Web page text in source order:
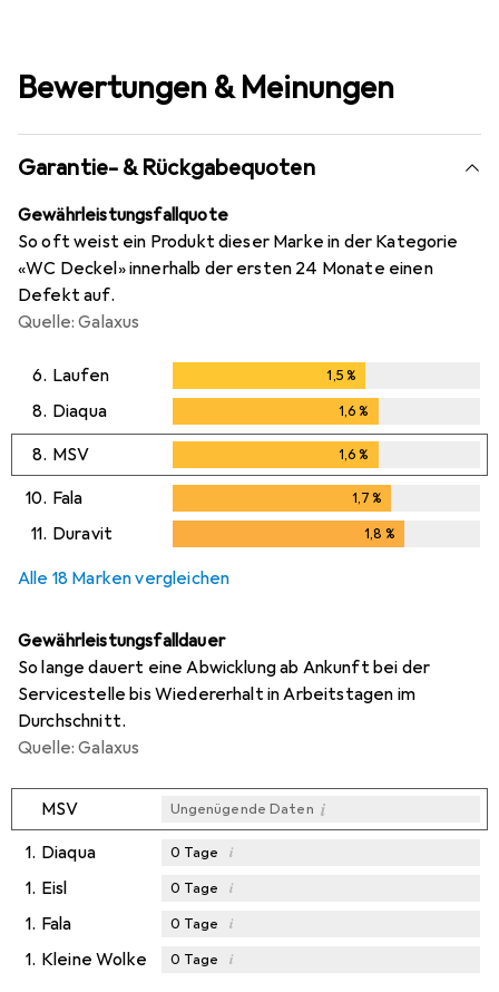
Bewertungen & Meinungen
Garantie- & Rückgabequoten
Gewährleistungsfallquote
So oft weist ein Produkt dieser Marke in der Kategorie
«WC Deckel» innerhalb der ersten 24 Monate einen
Defekt auf.
Quelle: Galaxus
6. Laufen 1,5%
8. Diaqua 1,6%
8. MSV 1,6%
10. Fala 1,7%
11. Duravit 1,8 %
Alle 18 Marken vergleichen
Gewährleistungsfalldauer
So lange dauert eine Abwicklung ab Ankunft bei der
Servicestelle bis Wiedererhalt in Arbeitstagen im
Durchschnitt.
Quelle: Galaxus
MSV Ungenügende Daten i
1. Diaqua 0 Tage i
1. Eisl 0 Tage i
1. Fala 0 Tage i
1. Kleine Wolke 0 Tage i